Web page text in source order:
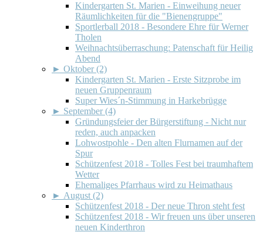
Kindergarten St. Marien - Einweihung neuer
Räumlichkeiten für die "Bienengruppe"
Sportlerball 2018 - Besondere Ehre für Werner
Tholen
Weihnachtsüberraschung: Patenschaft für Heilig
Abend
► Oktober (2)
Kindergarten St. Marien - Erste Sitzprobe im
neuen Gruppenraum
Super Wies´n-Stimmung in Harkebrügge
► September (4)
Gründungsfeier der Bürgerstiftung - Nicht nur
reden, auch anpacken
Lohwostpohle - Den alten Flurnamen auf der
Spur
Schützenfest 2018 - Tolles Fest bei traumhaftem
Wetter
Ehemaliges Pfarrhaus wird zu Heimathaus
► August (2)
Schützenfest 2018 - Der neue Thron steht fest
Schützenfest 2018 - Wir freuen uns über unseren
neuen Kinderthron